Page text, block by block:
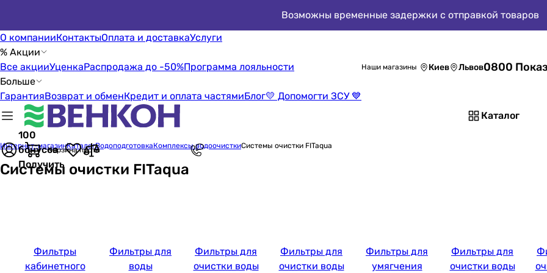
Возможны временные задержки с отправкой товаров
О компанииКонтактыОплата и доставкаУслуги
% Акции
Все акцииУценкаРаспродажа до -50%Программа лояльности
Больше
ГарантияВозврат и обменКредит и оплата частямиБлог💛 Допомогти ЗСУ 💙
Наши магазины Киев Львов0800
Каталог
100
бонусов
Получить
Корзина пуста
Интернет-магазинКаталогВодоподготовкаКомплексы водоочисткиСистемы очистки FITaqua
Системы очистки FITaqua
Фильтры
кабинетного
Фильтры для
воды
Фильтры для
очистки воды
Фильтры для
очистки воды
Фильтры для
умягчения
Фильтры для
очистки воды